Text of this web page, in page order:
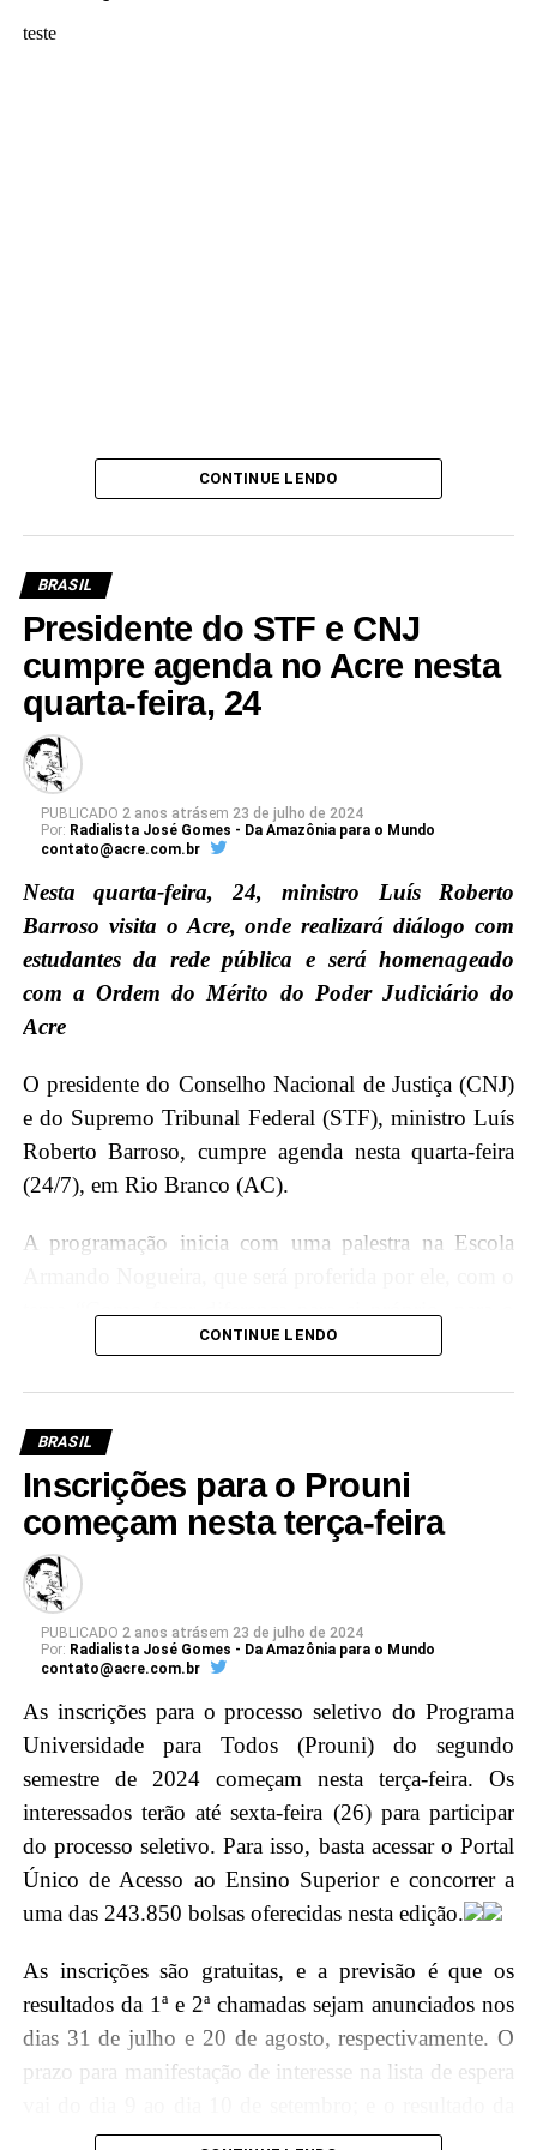
teste
CONTINUE LENDO
BRASIL
Presidente do STF e CNJ
cumpre agenda no Acre nesta
quarta-feira, 24
PUBLICADO 2 anos atrásem 23 de julho de 2024
Por: Radialista José Gomes - Da Amazônia para o Mundo
contato@acre.com.br
Nesta quarta-feira, 24, ministro Luís Roberto
Barroso visita o Acre, onde realizará diálogo com
estudantes da rede pública e será homenageado
com a Ordem do Mérito do Poder Judiciário do
Acre
O presidente do Conselho Nacional de Justiça (CNJ)
e do Supremo Tribunal Federal (STF), ministro Luís
Roberto Barroso, cumpre agenda nesta quarta-feira
(24/7), em Rio Branco (AC).
A programação inicia com uma palestra na Escola
tema “Como fazer diferença para si próprio, para o
Brasil e para o mundo”, onde terá a oportunidade de
educação e cidadania.
Além disso, Luís Roberto Barroso participará de um
diálogo com magistradas e magistrados acreanos,
promovendo a troca de experiências e
conhecimentos, e fortalecendo os laços entre a mais
alta Corte do país e a magistratura acreana.
maior honraria da Justiça do Acre, a insígnia da
Ordem do Mérito Judiciário, durante a sessão solene
no Pleno, no Tribunal de Justiça do Acre (TJAC).
Instituída pela Resolução nº. 283/2022, essa distinção
é concedida por decisão unânime dos membros do
Conselho da Ordem do Mérito Judiciário acreano em
diferentes graus, reconhecendo assim a excelência e
relevância do trabalho do ministro para o Judiciário
brasileiro.
Agenda Ministro
CONTINUE LENDO
BRASIL
Inscrições para o Prouni
começam nesta terça-feira
PUBLICADO 2 anos atrásem 23 de julho de 2024
Por: Radialista José Gomes - Da Amazônia para o Mundo
contato@acre.com.br
As inscrições para o processo seletivo do Programa
Universidade para Todos (Prouni) do segundo
semestre de 2024 começam nesta terça-feira. Os
interessados terão até sexta-feira (26) para participar
do processo seletivo. Para isso, basta acessar o Portal
Único de Acesso ao Ensino Superior e concorrer a
uma das 243.850 bolsas oferecidas nesta edição.
As inscrições são gratuitas, e a previsão é que os
resultados da 1ª e 2ª chamadas sejam anunciados nos
dias 31 de julho e 20 de agosto, respectivamente. O
prazo para manifestação de interesse na lista de espera
lista de espera sairá em 13 de setembro.